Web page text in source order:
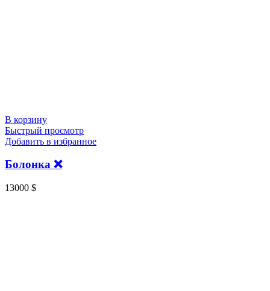
В корзину
Быстрый просмотр
Добавить в избранное
Болонка ❌️
13000 $